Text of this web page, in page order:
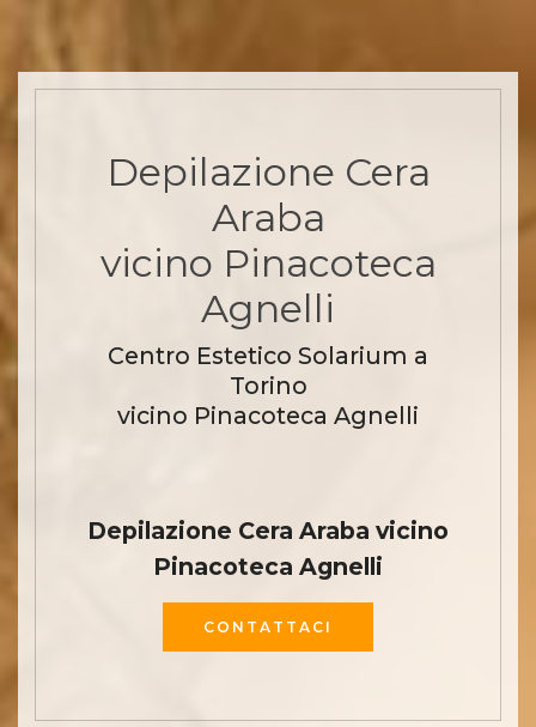
Depilazione Cera
Araba
vicino Pinacoteca
Agnelli
Centro Estetico Solarium a
Torino
vicino Pinacoteca Agnelli
Depilazione Cera Araba vicino
Pinacoteca Agnelli
CONTATTACI